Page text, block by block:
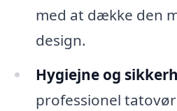
med at dække den
design.
Hygiejne og
professionel